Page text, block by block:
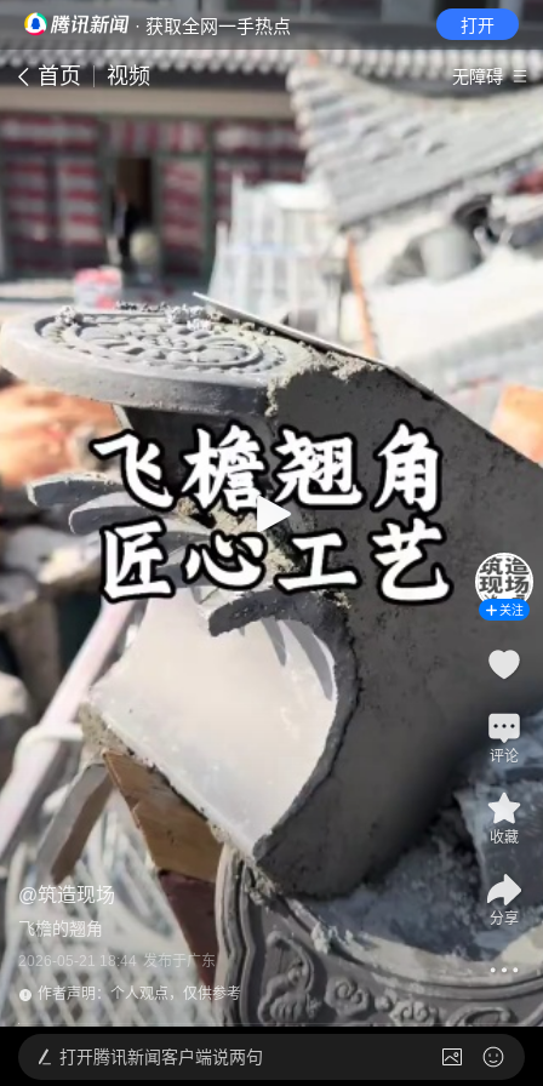
· 获取全网一手热点 打开
首页 视频 无障碍
@筑造现场
飞檐的翘角
2026-05-21 18:44 发布于 广东
作者声明：个人观点，仅供参考
关注
评论
收藏
分享
打开腾讯新闻客户端说两句